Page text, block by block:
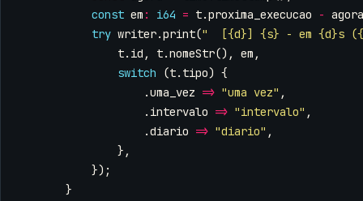
const em : i64 = t.proxima_execucao - agora
try writer.print("  [{d}] {s} - em {d}s
t. id , t.nomeStr(), em ,
switch
(t. tipo) {
.uma_vez => "uma vez" ,
. intervalo => "intervalo" ,
.diario => "diario" ,
},
});
}